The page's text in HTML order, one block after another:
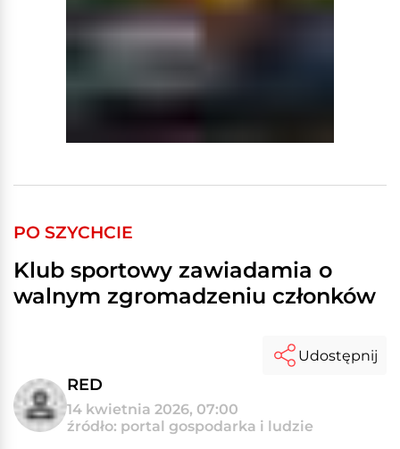
PO SZYCHCIE
Klub sportowy zawiadamia o
walnym zgromadzeniu członków
RED
14 kwietnia 2026, 07:00
źródło: portal gospodarka i ludzie
Udostępnij